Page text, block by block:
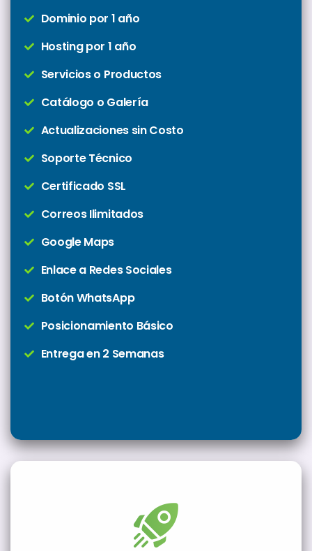
Dominio por 1 año
Hosting por 1 año
Servicios o Productos
Catálogo o Galería
Actualizaciones sin Costo
Soporte Técnico
Certificado SSL
Correos Ilimitados
Google Maps
Enlace a Redes Sociales
Botón WhatsApp
Posicionamiento Básico
Entrega en 2 Semanas